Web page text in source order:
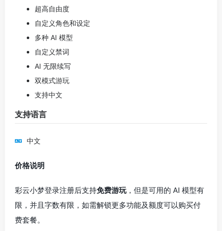
超高自由度
自定义角色和设定
多种 AI 模型
自定义禁词
AI 无限续写
双模式游玩
支持中文
支持语言
中文
价格说明
彩云小梦登录注册后支持免费游玩，但是可用的 AI 模型有
限，并且字数有限，如需解锁更多功能及额度可以购买付
费套餐。